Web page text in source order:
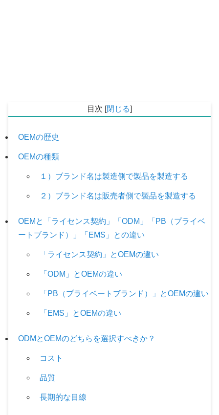
目次 閉じる
OEMの歴史
OEMの種類
１）ブランド名は製造側で製品を製造する
２）ブランド名は販売者側で製品を製造する
OEMと「ライセンス契約」「ODM」「PB（プライベ
ートブランド）」「EMS」との違い
「ライセンス契約」とOEMの違い
「ODM」とOEMの違い
「PB（プライベートブランド）」とOEMの違い
「EMS」とOEMの違い
ODMとOEMのどちらを選択すべきか？
コスト
品質
長期的な目線